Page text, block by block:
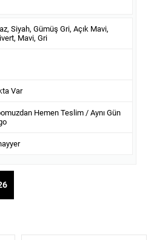
Siyah, Gümüş Gri, Açık Mavi,
Mavi, Gri
Var
Hemen Teslim / Aynı Gün